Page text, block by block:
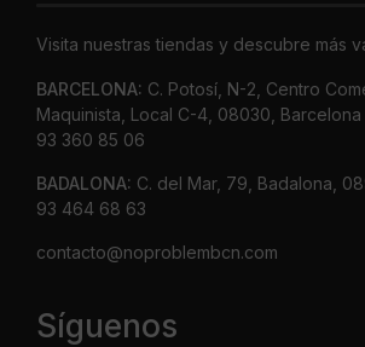
Visita nuestras tiendas y descubre más
BARCELONA: C. Potosí, N-2, Centro
Maquinista, Local C-4, 08030, Barcelona
93 360 85 06
BADALONA: C. del Mar, 79, Badalona,
93 464 68 63
contacto@noproblembcn.com
Síguenos